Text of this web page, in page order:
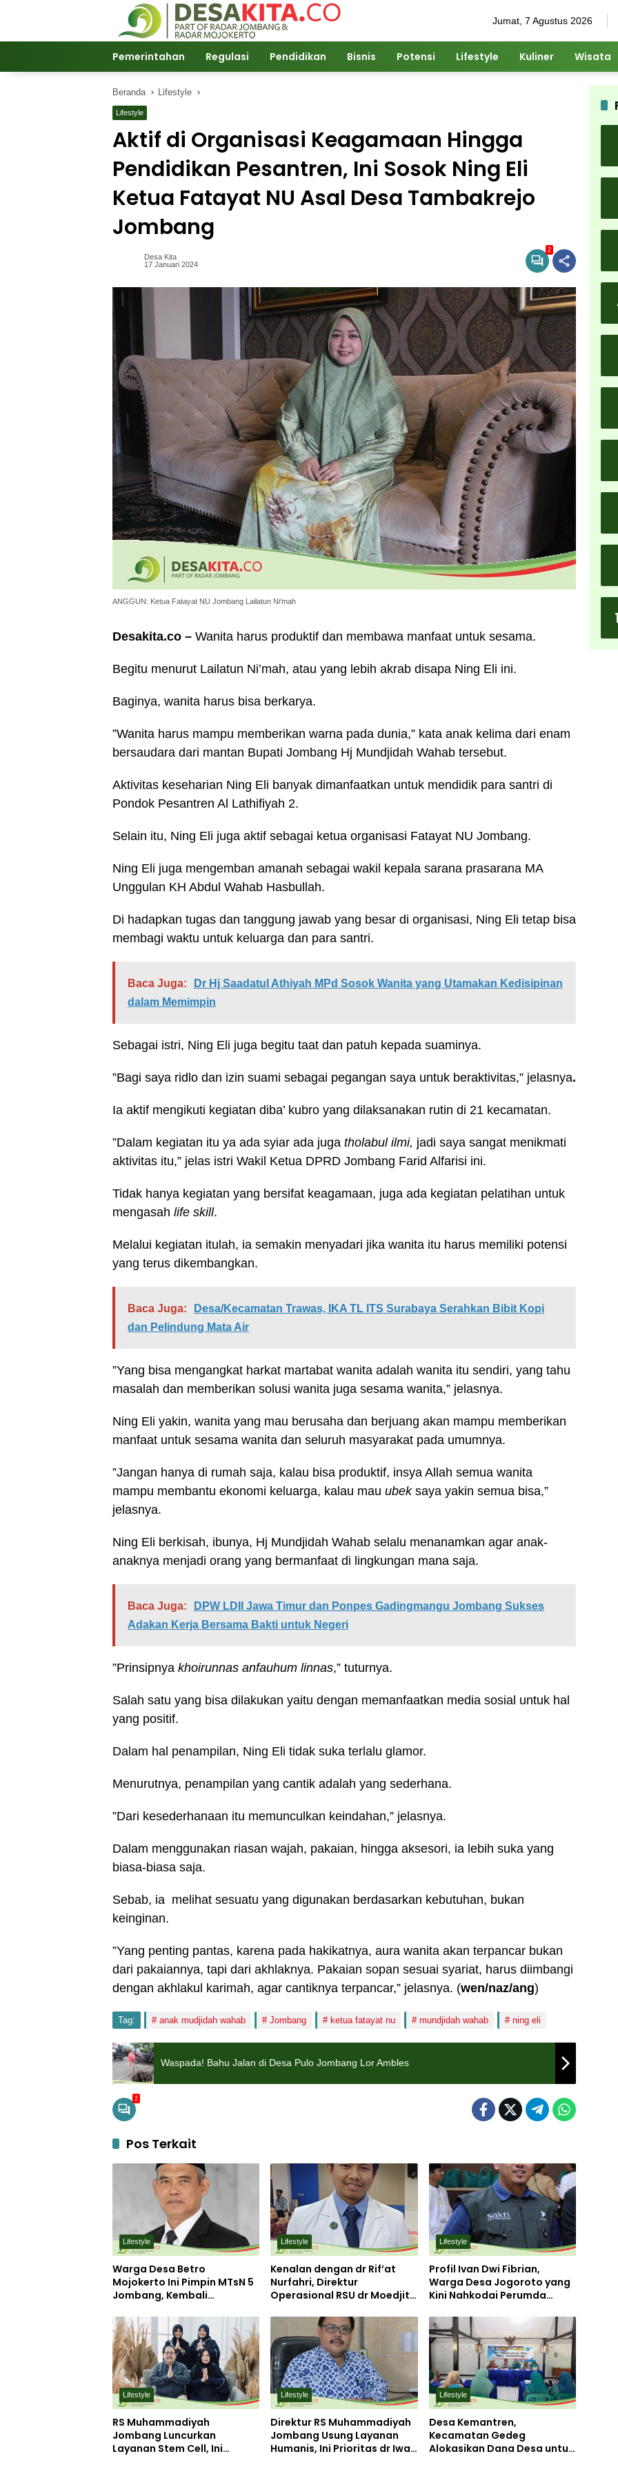
Jumat, 7 Agustus 2026
Pemerintahan Regulasi Pendidikan Bisnis Potensi Lifestyle Kuliner Wisata
Beranda Lifestyle
Lifestyle
Aktif di Organisasi Keagamaan Hingga
Pendidikan Pesantren, Ini Sosok Ning Eli
Ketua Fatayat NU Asal Desa Tambakrejo
Jombang
Desa Kita
17 Januari 2024
2
ANGGUN: Ketua Fatayat NU Jombang Lailatun Ni’mah
Desakita.co – Wanita harus produktif dan membawa manfaat untuk sesama.
Begitu menurut Lailatun Ni’mah, atau yang lebih akrab disapa Ning Eli ini.
Baginya, wanita harus bisa berkarya.
”Wanita harus mampu memberikan warna pada dunia,” kata anak kelima dari enam
bersaudara dari mantan Bupati Jombang Hj Mundjidah Wahab tersebut.
Aktivitas keseharian Ning Eli banyak dimanfaatkan untuk mendidik para santri di
Pondok Pesantren Al Lathifiyah 2.
Selain itu, Ning Eli juga aktif sebagai ketua organisasi Fatayat NU Jombang.
Ning Eli juga mengemban amanah sebagai wakil kepala sarana prasarana MA
Unggulan KH Abdul Wahab Hasbullah.
Di hadapkan tugas dan tanggung jawab yang besar di organisasi, Ning Eli tetap bisa
membagi waktu untuk keluarga dan para santri.
Baca Juga:
Dr Hj Saadatul Athiyah MPd Sosok Wanita yang Utamakan Kedisipinan
dalam Memimpin
Sebagai istri, Ning Eli juga begitu taat dan patuh kepada suaminya.
”Bagi saya ridlo dan izin suami sebagai pegangan saya untuk beraktivitas,” jelasnya.
Ia aktif mengikuti kegiatan diba’ kubro yang dilaksanakan rutin di 21 kecamatan.
”Dalam kegiatan itu ya ada syiar ada juga tholabul ilmi, jadi saya sangat menikmati
aktivitas itu,” jelas istri Wakil Ketua DPRD Jombang Farid Alfarisi ini.
Tidak hanya kegiatan yang bersifat keagamaan, juga ada kegiatan pelatihan untuk
mengasah life skill.
Melalui kegiatan itulah, ia semakin menyadari jika wanita itu harus memiliki potensi
yang terus dikembangkan.
Baca Juga:
Desa/Kecamatan Trawas, IKA TL ITS Surabaya Serahkan Bibit Kopi
dan Pelindung Mata Air
”Yang bisa mengangkat harkat martabat wanita adalah wanita itu sendiri, yang tahu
masalah dan memberikan solusi wanita juga sesama wanita,” jelasnya.
Ning Eli yakin, wanita yang mau berusaha dan berjuang akan mampu memberikan
manfaat untuk sesama wanita dan seluruh masyarakat pada umumnya.
”Jangan hanya di rumah saja, kalau bisa produktif, insya Allah semua wanita
mampu membantu ekonomi keluarga, kalau mau ubeksaya yakin semua bisa,”
jelasnya.
Ning Eli berkisah, ibunya, Hj Mundjidah Wahab selalu menanamkan agar anak-
anaknya menjadi orang yang bermanfaat di lingkungan mana saja.
Baca Juga:
DPW LDII Jawa Timur dan Ponpes Gadingmangu Jombang Sukses
Adakan Kerja Bersama Bakti untuk Negeri
”Prinsipnya khoirunnas anfauhum linnas,” tuturnya.
Salah satu yang bisa dilakukan yaitu dengan memanfaatkan media sosial untuk hal
yang positif.
Dalam hal penampilan, Ning Eli tidak suka terlalu glamor.
Menurutnya, penampilan yang cantik adalah yang sederhana.
”Dari kesederhanaan itu memunculkan keindahan,” jelasnya.
Dalam menggunakan riasan wajah, pakaian, hingga aksesori, ia lebih suka yang
biasa-biasa saja.
Sebab, ia melihat sesuatu yang digunakan berdasarkan kebutuhan, bukan
keinginan.
”Yang penting pantas, karena pada hakikatnya, aura wanita akan terpancar bukan
dari pakaiannya, tapi dari akhlaknya. Pakaian sopan sesuai syariat, harus diimbangi
dengan akhlakul karimah, agar cantiknya terpancar,” jelasnya. (wen/naz/ang)
Tag: anak mudjidah wahab Jombang ketua fatayat nu mundjidah wahab ning eli
Waspada! Bahu Jalan di Desa Pulo Jombang Lor Ambles
2
Pos Terkait
Lifestyle
Warga Desa Betro
Mojokerto Ini Pimpin MTsN 5
Jombang, Kembali
Lifestyle
Kenalan dengan dr Rif’at
Nurfahri, Direktur
Operasional RSU dr Moedjito
Pelayanan Ilmiah
Lifestyle
Profil Ivan Dwi Fibrian,
Warga Desa Jogoroto yang
Kini Nahkodai Perumda
Jombang
Lifestyle
RS Muhammadiyah
Jombang Luncurkan
Layanan Stem Cell, Ini
Lifestyle
Direktur RS Muhammadiyah
Jombang Usung Layanan
Humanis, Ini Prioritas dr Iwan
Lifestyle
Desa Kemantren,
Kecamatan Gedeg
Alokasikan Dana Desa untuk